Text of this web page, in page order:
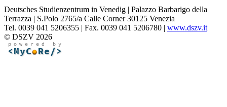
Deutsches Studienzentrum in Venedig | Palazzo Barbarigo della
Terrazza | S.Polo 2765/a Calle Corner 30125 Venezia
Tel. 0039 041 5206355 | Fax. 0039 041 5206780 | www.dszv.it
© DSZV 2026